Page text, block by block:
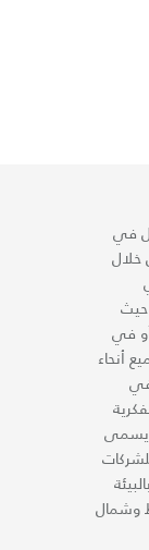
في
خلال
حيث
في
أنحاء
يسمى
وشمال